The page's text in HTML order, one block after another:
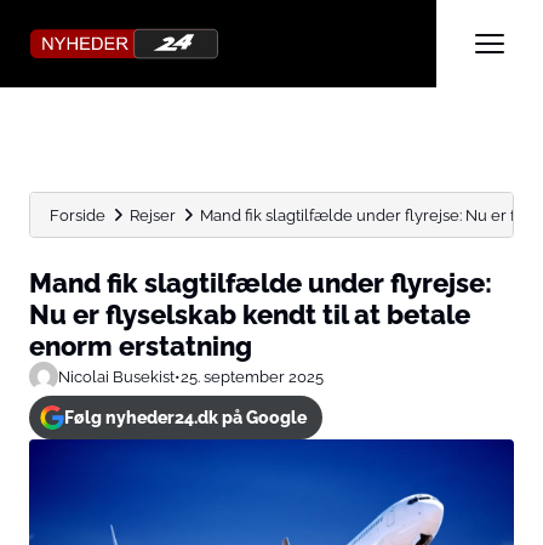
Forside Rejser Mand fik slagtilfælde under flyrejse: Nu er
Mand fik slagtilfælde under flyrejse:
Nu er flyselskab kendt til at betale
enorm erstatning
Nicolai Busekist•25. september 2025
Følg nyheder24.dk på Google